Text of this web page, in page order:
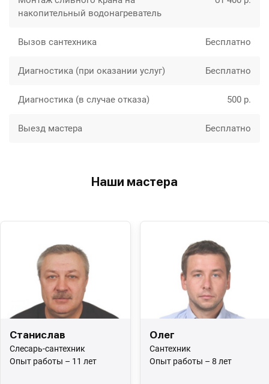
накопительный водонагреватель
Вызов сантехника Бесплатно
Диагностика (при оказании услуг) Бесплатно
Диагностика (в случае отказа) 500 р.
Выезд мастера Бесплатно
Наши мастера
Станислав
Слесарь-сантехник
Опыт работы – 11 лет
Олег
Сантехник
Опыт работы – 8 лет